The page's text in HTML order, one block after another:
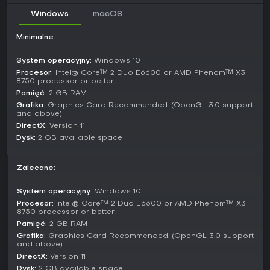
możliwości. Wdrażanie ulepszeń technologicznych
odblokowuje lepsze narzędzia do oswajania potworów i
efektywniejszej walki.
Sojusze to kluczowy element społecznościowy,
umożliwiający współpracę z innymi w celu rozszerzania
terytorium i obrony przed masowymi atakami potworów. Ten
aspekt multiplayer pogłębia rozgrywkę, bo rywalizujące
Czy warto grać?
pozytywnych ogółem od 104 graczy i 64 procent
pozytywnych w ostatnich 14 opiniach, Godzilla x Kong: Titan
potworów i zarządzanie bazą. Jako free-to-play oferuje
łatwy start bez kosztów początkowych, choć dostępne są
Windows macOS
Minimalne:
System operacyjny: Windows 10
Procesor: Intel® Core™ 2 Duo E6600 or AMD Phenom™ X3
8750 processor or better
Pamięć: 2 GB RAM
Grafika: Graphics Card Recommended. (OpenGL 3.0 support
and above)
DirectX: Version 11
Dysk: 2 GB available space
Zalecane:
System operacyjny: Windows 10
Procesor: Intel® Core™ 2 Duo E6600 or AMD Phenom™ X3
8750 processor or better
Pamięć: 2 GB RAM
Grafika: Graphics Card Recommended. (OpenGL 3.0 support
and above)
DirectX: Version 11